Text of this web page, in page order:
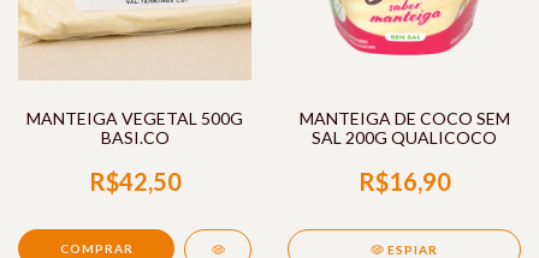
MANTEIGA VEGETAL 500G
BASI.CO
R$42,50
MANTEIGA DE COCO SEM
SAL 200G QUALICOCO
R$16,90
ESPIAR